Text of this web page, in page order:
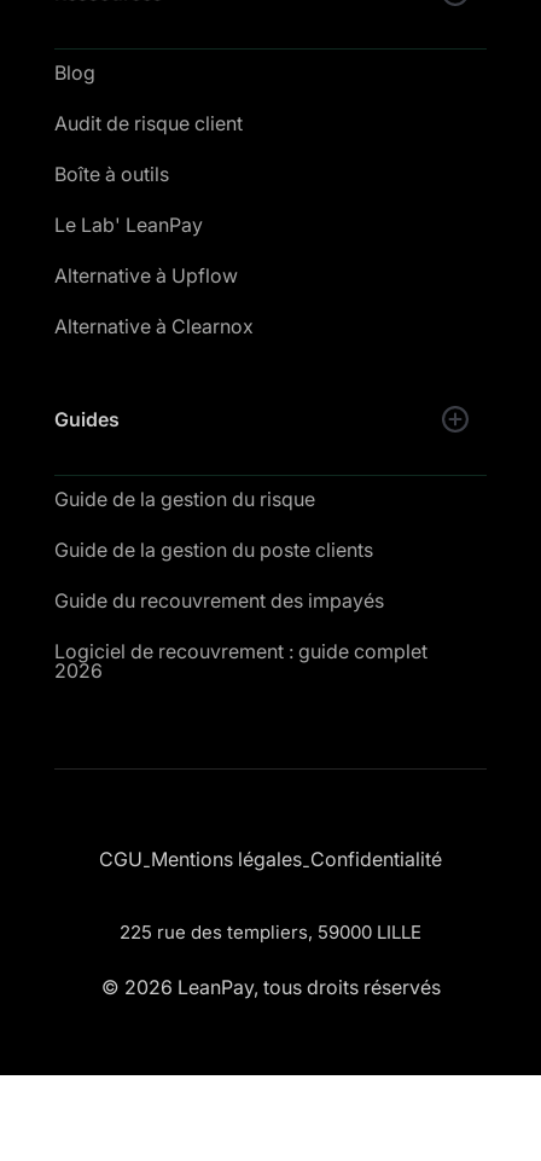
Blog
Audit de risque client
Boîte à outils
Le Lab' LeanPay
Alternative à Upflow
Alternative à Clearnox
Guides
Guide de la gestion du risque
Guide de la gestion du poste clients
Guide du recouvrement des impayés
Logiciel de recouvrement : guide complet
2026
CGU-Mentions légales-Confidentialité
225 rue des templiers, 59000 LILLE
© 2026 LeanPay, tous droits réservés